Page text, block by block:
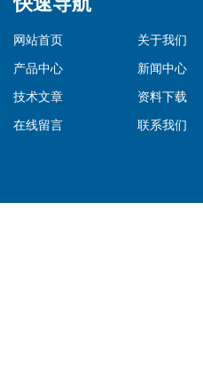
网站首页
关于我们
产品中心
新闻中心
技术文章
资料下载
在线留言
联系我们